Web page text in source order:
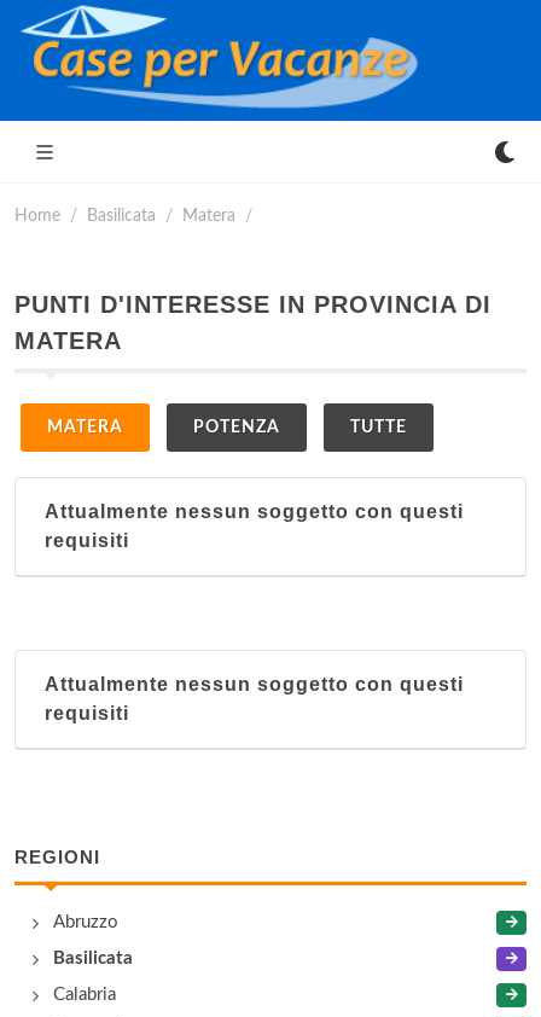
Home Basilicata Matera
PUNTI D'INTERESSE IN PROVINCIA DI
MATERA
MATERA POTENZA TUTTE
Attualmente nessun soggetto con questi
requisiti
Attualmente nessun soggetto con questi
requisiti
REGIONI
Abruzzo
Basilicata
Calabria